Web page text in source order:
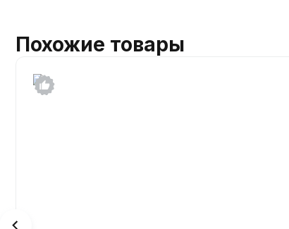
Похожие товары